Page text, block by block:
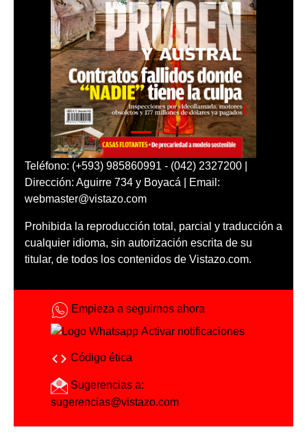
Teléfono: (+593) 985860991 - (042) 2327200 |
Dirección: Aguirre 734 y Boyacá | Email:
webmaster@vistazo.com
Prohibida la reproducción total, parcial y traducción a
cualquier idioma, sin autorización escrita de su
titular, de todos los contenidos de Vistazo.com.
Empieza a seguirnos ahora
Activar notificaciones
Código ética
Sugerencias a:
sugerencias@vistazo.com